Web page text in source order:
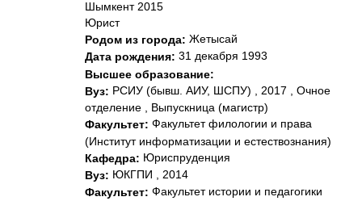
Шымкент 2015
Юрист
Родом из города: Жетысай
Дата рождения: 31 декабря 1993
Высшее образование:
Вуз: РСИУ (бывш. АИУ, ШСПУ) , 2017 , Очное
отделение , Выпускница (магистр)
Факультет: Факультет филологии и права
(Институт информатизации и естествознания)
Кафедра: Юриспруденция
Вуз: ЮКГПИ , 2014
Факультет: Факультет истории и педагогики